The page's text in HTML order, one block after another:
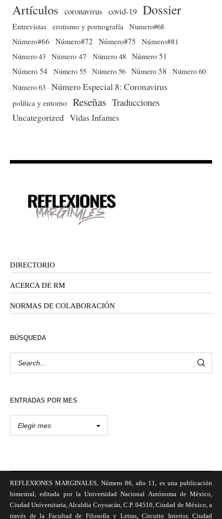
Artículos coronavirus covid-19 Dossier
Entrevistas erotismo y pornografía
Numero#68
Número#66
Número#72 Número#75
Número#81
Número 43 Número 47 Número 48 Número 51
Número 54 Número 55 Número 56 Número 58
Número 60
Número 63 Número Especial 8: Coronavirus
política y entorno Reseñas Traducciones
Uncategorized Vidas Infames
DIRECTORIO
ACERCA DE RM
NORMAS DE COLABORACIÓN
BÚSQUEDA
ENTRADAS POR MES
REFLEXIONES MARGINALES, Número 86, año 11, es una publicación
bimestral, editada por la Universidad Nacional Autónoma de México,
Ciudad Universitaria, Alcaldía Coyoacán, C.P. 04510, Ciudad de México, a
través de la Facultad de Filosofía y Letras, Circuito Interior, Ciudad